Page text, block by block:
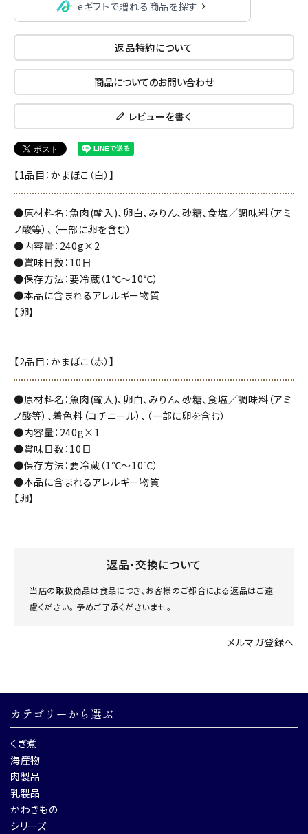
eギフトで贈れる商品を探す
返品特約について
商品についてのお問い合わせ
レビューを書く
【1品目：かまぼこ（白）】
●原材料名：魚肉(輸入)、卵白、みりん、砂糖、食塩／調味料（アミ
ノ酸等）、（一部に卵を含む）
●内容量：240g×2
●賞味日数：10日
●保存方法：要冷蔵（1℃～10℃）
●本品に含まれるアレルギー物質
【卵】
【2品目：かまぼこ（赤）】
●原材料名：魚肉(輸入)、卵白、みりん、砂糖、食塩／調味料（アミ
ノ酸等）、着色料（コチニール）、（一部に卵を含む）
●内容量：240g×1
●賞味日数：10日
●保存方法：要冷蔵（1℃～10℃）
●本品に含まれるアレルギー物質
【卵】
返品・交換について
当店の取扱商品は食品につき、お客様のご都合による返品はご遠
慮ください。 予めご了承くださいませ。
メルマガ登録へ
カテゴリーから選ぶ
くぎ煮
海産物
肉製品
乳製品
かわきもの
シリーズ